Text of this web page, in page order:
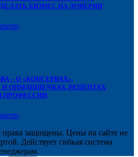
БИЗНЕС НА ДОВЕРИИ
– О «КОНСЕРВАХ»,
И ОПМДИШЕЧКАХ, РЕЦЕПТАХ
ПРОФЕССИИ
защищены. Цены на сайте не
Действует гибкая система